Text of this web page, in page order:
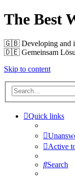
The Best
🇬🇧️ Developing and
🇩🇪️ Gemeinsam
Skip to content
Quick links
Active
Search